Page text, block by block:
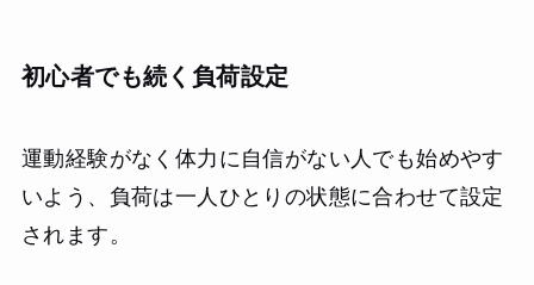
初心者でも続く負荷設定
運動経験がなく体力に自信がない人でも始めやす
いよう、負荷は一人ひとりの状態に合わせて設定
されます。